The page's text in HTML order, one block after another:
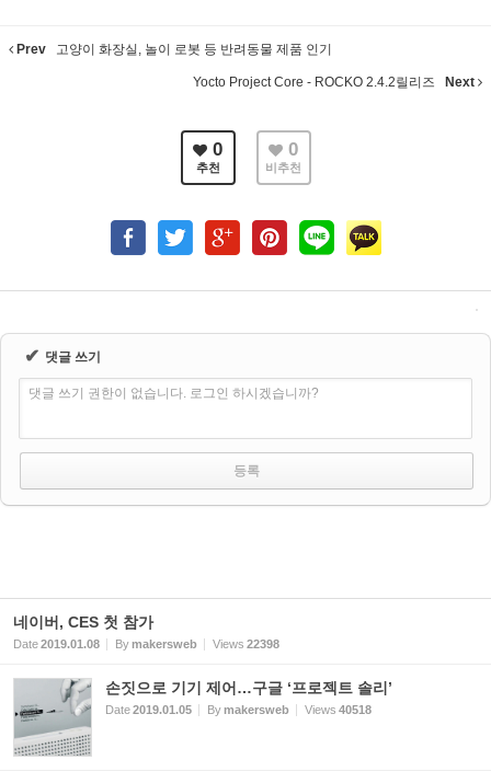
Prev 고양이 화장실, 놀이 로봇 등 반려동물 제품 인기
Yocto Project Core - ROCKO 2.4.2릴리즈 Next
0
추천
0
비추천
✔ 댓글 쓰기
댓글 쓰기 권한이 없습니다. 로그인 하시겠습니까?
네이버, CES 첫 참가
Date2019.01.08 Bymakersweb Views 22398
손짓으로 기기 제어…구글 ‘프로젝트 솔리’
Date2019.01.05 Bymakersweb Views 40518